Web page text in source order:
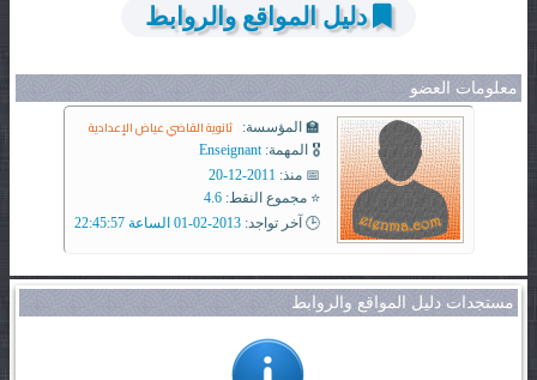
دليل المواقع والروابط
معلومات العضو
🏫 المؤسسة: ثانوية القاضي عياض الإعدادية
🎖️ المهمة: Enseignant
📅 منذ: 2011-12-20
⭐ مجموع النقط: 4.6
🕒 آخر تواجد: 2013-02-01 الساعة 22:45:57
مستجدات دليل المواقع والروابط